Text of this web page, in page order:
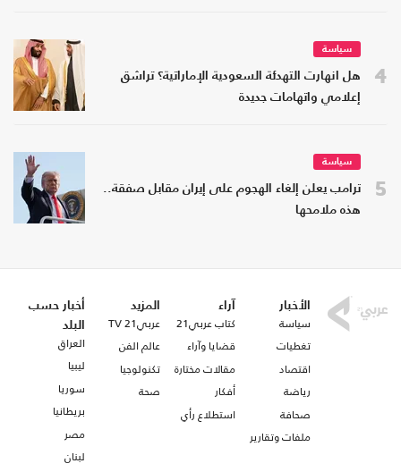
4
سياسة
هل انهارت التهدئة السعودية الإماراتية؟ تراشق
إعلامي واتهامات جديدة
5
سياسة
ترامب يعلن إلغاء الهجوم على إيران مقابل صفقة..
هذه ملامحها
الأخبار
سياسة
تغطيات
اقتصاد
رياضة
صحافة
ملفات وتقارير
آراء
كتاب عربي21
قضايا وآراء
مقالات مختارة
أفكار
استطلاع رأي
المزيد
عربي21 TV
عالم الفن
تكنولوجيا
صحة
أخبار حسب
البلد
العراق
ليبيا
سوريا
بريطانيا
مصر
لبنان